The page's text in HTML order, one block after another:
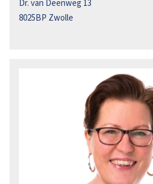
Dr. van Deenweg 13
8025BP Zwolle